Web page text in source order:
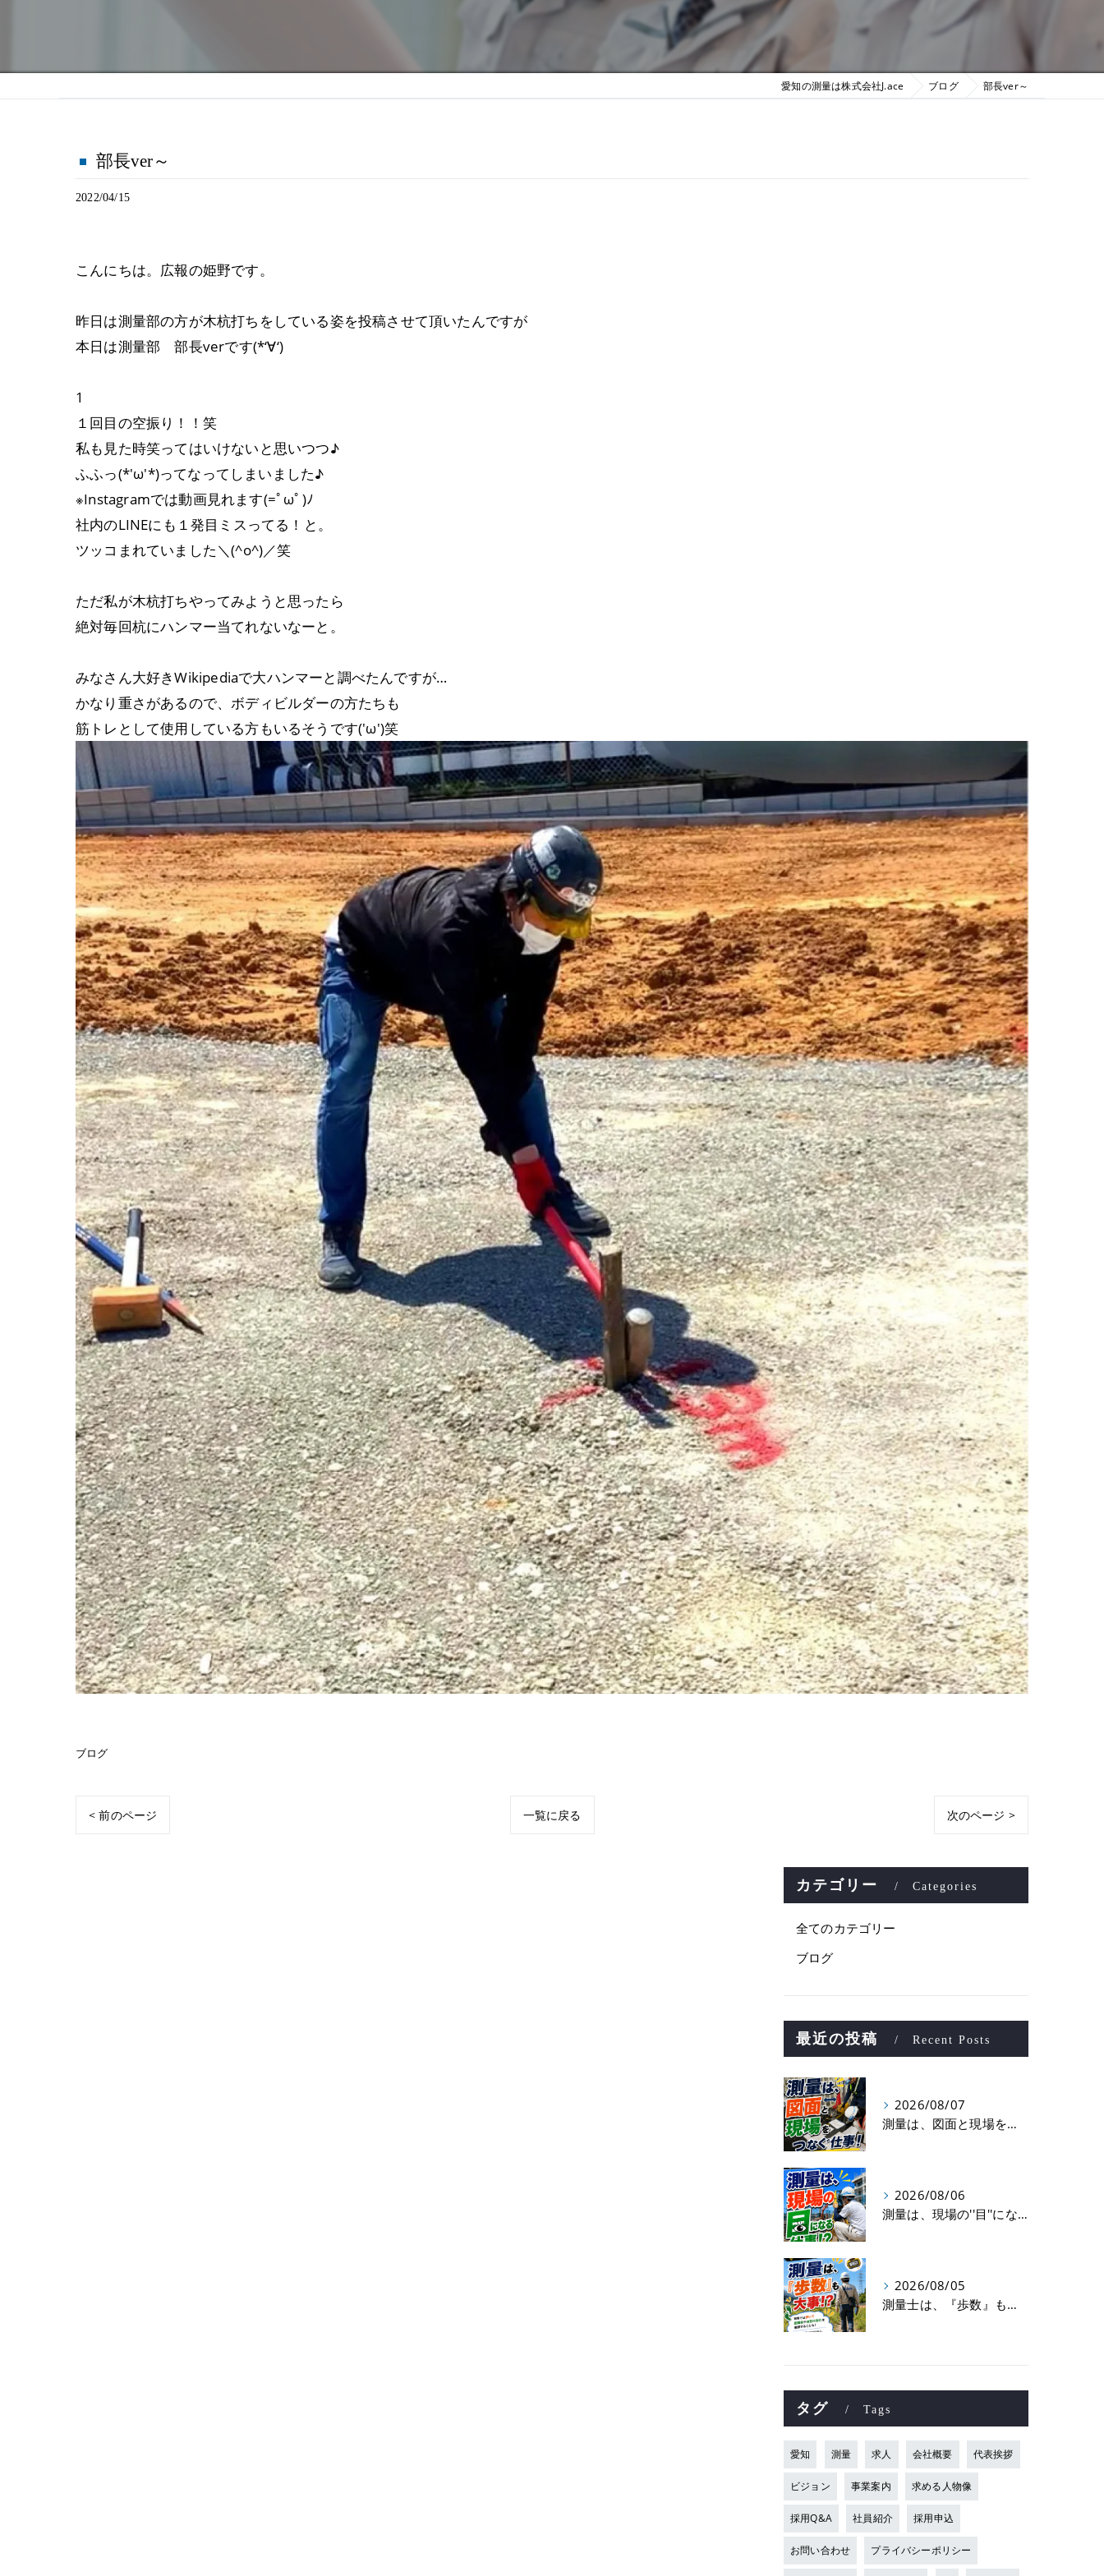
愛知の測量は株式会社J.ace ブログ 部長ver～
部長ver～
2022/04/15
こんにちは。広報の姫野です。
昨日は測量部の方が木杭打ちをしている姿を投稿させて頂いたんですが
本日は測量部 部長verです(*‘∀‘)
1
１回目の空振り！！笑
私も見た時笑ってはいけないと思いつつ♪
ふふっ(*'ω'*)ってなってしまいました♪
※Instagramでは動画見れます(=ﾟωﾟ)ﾉ
社内のLINEにも１発目ミスってる！と。
ツッコまれていました＼(^o^)／笑
ただ私が木杭打ちやってみようと思ったら
絶対毎回杭にハンマー当てれないなーと。
みなさん大好きWikipediaで大ハンマーと調べたんですが…
かなり重さがあるので、ボディビルダーの方たちも
筋トレとして使用している方もいるそうです('ω')笑
ブログ
< 前のページ 一覧に戻る 次のページ >
カテゴリー Categories
全てのカテゴリー
ブログ
最近の投稿 Recent Posts
2026/08/07
測量は、図面と現場をつなぐ仕事！
2026/08/06
測量は、現場の''目''になる仕事！？
2026/08/05
測量士は、『歩数』も大事！？
タグ Tags
愛知 測量 求人 会社概要 代表挨拶
ビジョン 事業案内 求める人物像
採用Q&A 社員紹介 採用申込
お問い合わせ プライバシーポリシー